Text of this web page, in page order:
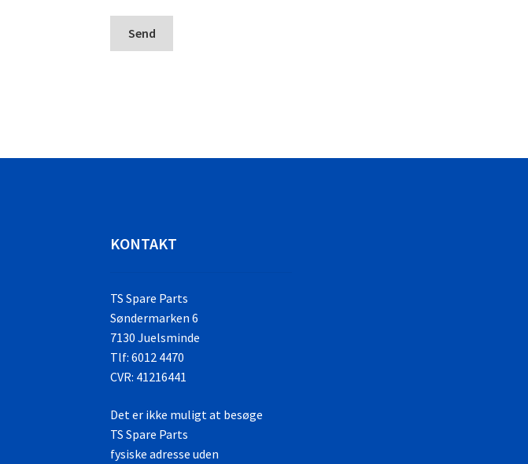
KONTAKT
TS Spare Parts
Søndermarken 6
7130 Juelsminde
Tlf: 6012 4470
CVR: 41216441
Det er ikke muligt at besøge
TS Spare Parts
fysiske adresse uden